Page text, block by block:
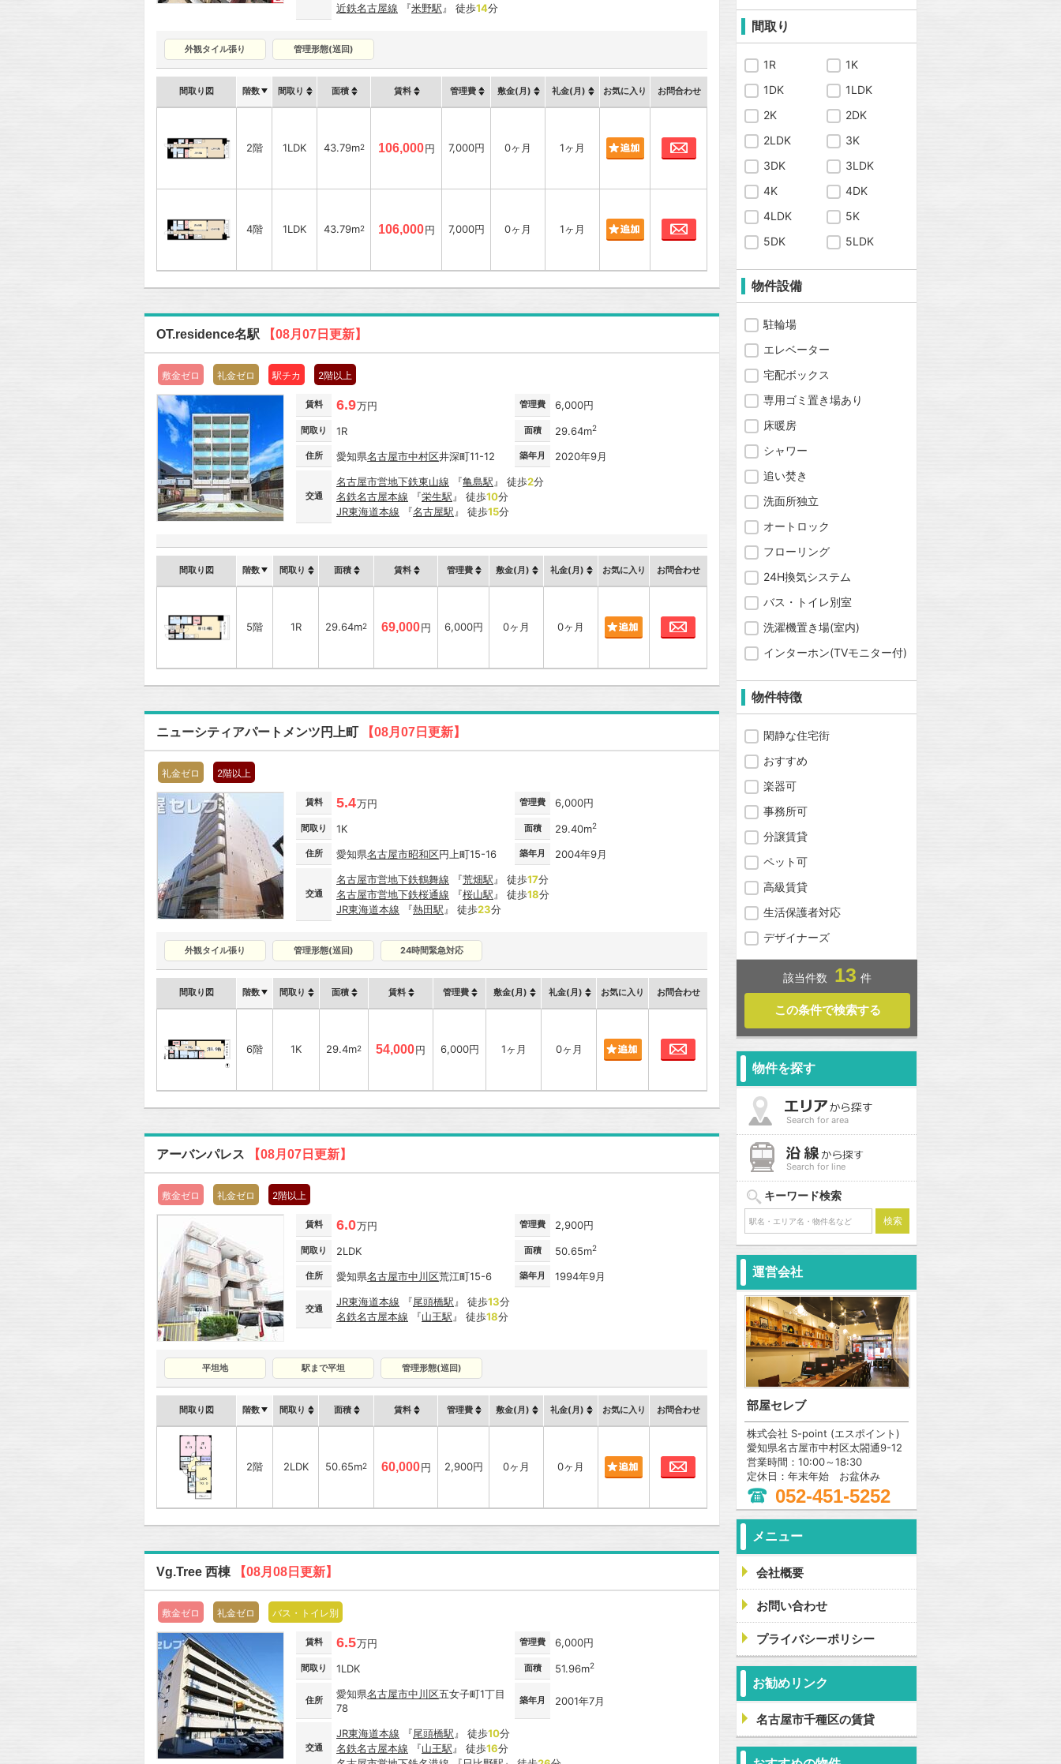
近鉄名古屋線 『米野駅 』 徒歩14分
外観タイル張り 管理形態(巡回)
間取り図 階数 間取り 面積 賃料 管理費 敷金(月) 礼金(月) お気に入り お問合わせ
2階 1LDK 43.79m2 106,000円 7,000円 0ヶ月 1ヶ月 お問合わせ
4階 1LDK 43.79m2 106,000円 7,000円 0ヶ月 1ヶ月 お問合わせ
OT.residence名駅 【08月07日更新】
敷金ゼロ 礼金ゼロ 駅チカ 2階以上
賃料 6.9万円 管理費 6,000円
間取り 1R 面積 29.64m2
住所 愛知県名古屋市中村区井深町11-12 築年月 2020年9月
交通
名古屋市営地下鉄東山線 『亀島駅 』 徒歩2分
名鉄名古屋本線 『栄生駅 』 徒歩10分
JR東海道本線 『名古屋駅 』 徒歩15分
間取り図 階数 間取り 面積 賃料 管理費 敷金(月) 礼金(月) お気に入り お問合わせ
5階 1R 29.64m2 69,000円 6,000円 0ヶ月 0ヶ月 お問合わせ
ニューシティアパートメンツ円上町 【08月07日更新】
礼金ゼロ 2階以上
賃料 5.4万円 管理費 6,000円
間取り 1K 面積 29.40m2
住所 愛知県名古屋市昭和区円上町15-16 築年月 2004年9月
交通
名古屋市営地下鉄鶴舞線 『荒畑駅 』 徒歩17分
名古屋市営地下鉄桜通線 『桜山駅 』 徒歩18分
JR東海道本線 『熱田駅 』 徒歩23分
外観タイル張り 管理形態(巡回) 24時間緊急対応
間取り図 階数 間取り 面積 賃料 管理費 敷金(月) 礼金(月) お気に入り お問合わせ
6階 1K 29.4m2 54,000円 6,000円 1ヶ月 0ヶ月 お問合わせ
アーバンパレス 【08月07日更新】
敷金ゼロ 礼金ゼロ 2階以上
賃料 6.0万円 管理費 2,900円
間取り 2LDK 面積 50.65m2
住所 愛知県名古屋市中川区荒江町15-6 築年月 1994年9月
交通
JR東海道本線 『尾頭橋駅 』 徒歩13分
名鉄名古屋本線 『山王駅 』 徒歩18分
平坦地 駅まで平坦 管理形態(巡回)
間取り図 階数 間取り 面積 賃料 管理費 敷金(月) 礼金(月) お気に入り お問合わせ
2階 2LDK 50.65m2 60,000円 2,900円 0ヶ月 0ヶ月
Vg.Tree 西棟 【08月08日更新】
敷金ゼロ 礼金ゼロ バス・トイレ別
賃料 6.5万円 管理費 6,000円
間取り 1LDK 面積 51.96m2
住所 愛知県名古屋市中川区五女子町1丁目
78
築年月 2001年7月
交通
JR東海道本線 『尾頭橋駅 』 徒歩10分
名鉄名古屋本線 『山王駅 』 徒歩16分
間取り
1R
1K
1DK
1LDK
2K
2DK
2LDK
3K
3DK
3LDK
4K
4DK
4LDK
5K
5DK
5LDK
物件設備
駐輪場
エレベーター
宅配ボックス
専用ゴミ置き場あり
床暖房
シャワー
追い焚き
洗面所独立
オートロック
フローリング
24H換気システム
バス・トイレ別室
洗濯機置き場(室内)
インターホン(TVモニター付)
物件特徴
閑静な住宅街
おすすめ
楽器可
事務所可
分譲賃貸
ペット可
高級賃貸
生活保護者対応
デザイナーズ
該当件数 13 件
物件を探す
Search for area
Search for line
キーワード検索
運営会社
部屋セレブ
株式会社 S-point (エスポイント)
愛知県名古屋市中村区太閤通9-12
営業時間：10:00～18:30
定休日：年末年始 お盆休み
052-451-5252
メニュー
会社概要
お問い合わせ
プライバシーポリシー
お勧めリンク
名古屋市千種区の賃貸